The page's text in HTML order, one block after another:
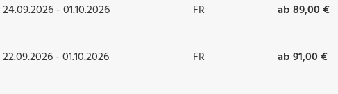
24.09.2026 - 01.10.2026 FR ab 89,00 €
22.09.2026 - 01.10.2026 FR ab 91,00 €